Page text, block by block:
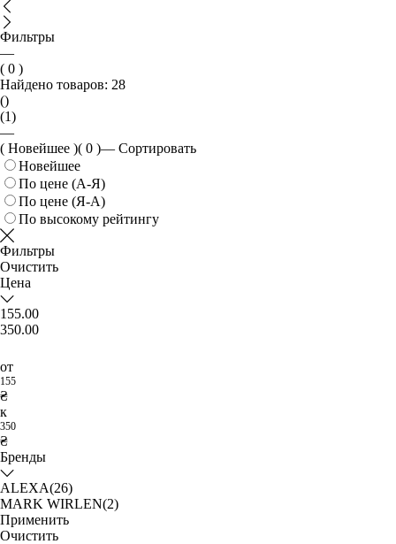
Фильтры
—
( 0 )
Найдено товаров: 28
()
(1)
—
( Новейшее )( 0 )— Сортировать
Новейшее
По цене (А-Я)
По цене (Я-А)
По высокому рейтингу
Фильтры
Очистить
Цена
155.00
350.00
от
155
₴
к
350
₴
Бренды
ALEXA(26)
MARK WIRLEN(2)
Применить
Очистить